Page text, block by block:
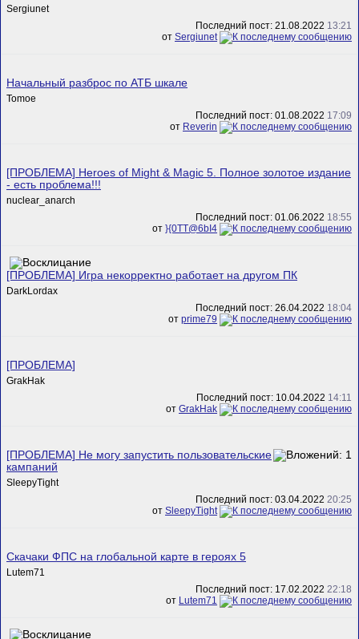
Sergiunet
Последний пост: 21.08.2022 13:21
от Sergiunet
Начальный разброс по АТБ шкале
Tomoe
Последний пост: 01.08.2022 17:09
от Rеverin
[ПРОБЛЕМА] Heroes of Might & Magic 5. Полное золотое издание
- есть проблема!!!
nuclear_anarch
Последний пост: 01.06.2022 18:55
от }{0TT@6bI4
[ПРОБЛЕМА] Игра некорректно работает на другом ПК
DarkLordax
Последний пост: 26.04.2022 18:04
от prime79
[ПРОБЛЕМА]
GrakHak
Последний пост: 10.04.2022 14:11
от GrakHak
[ПРОБЛЕМА] Не могу запустить пользовательские
кампаний
SleepyTight
Последний пост: 03.04.2022 20:25
от SleepyTight
Скачаки ФПС на глобальной карте в героях 5
Lutem71
Последний пост: 17.02.2022 22:18
от Lutem71